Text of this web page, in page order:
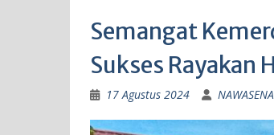
Semangat
Sukses Rayakan
17 Agustus 2024